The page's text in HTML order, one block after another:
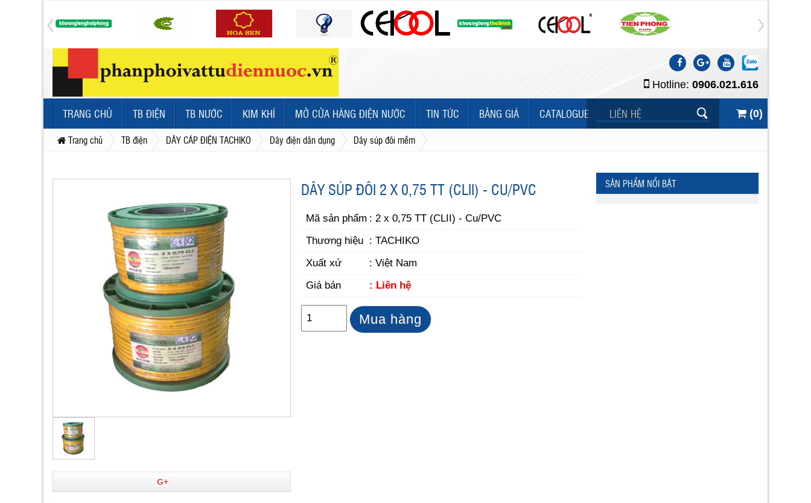
Hotline: 0906.021.616
TRANG CHỦ TB ĐIỆN TB NƯỚC KIM KHÍ MỞ CỬA HÀNG ĐIỆN NƯỚC TIN TỨC BẢNG GIÁ CATALOGUE LIÊN HỆ (0)
Trang chủ TB điện DÂY CÁP ĐIỆN TACHIKO Dây điện dân dụng Dây súp đôi mềm
G+
DÂY SÚP ĐÔI 2 X 0,75 TT (CLII) - CU/PVC
Mã sản phẩm : 2 x 0,75 TT (CLII) - Cu/PVC
Thương hiệu : TACHIKO
Xuất xứ
: Việt Nam
Giá bán
: Liên hệ
Mua hàng
SẢN PHẨM NỔI BẬT